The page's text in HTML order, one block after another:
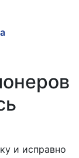
и исправно